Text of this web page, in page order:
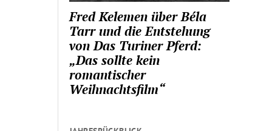
Fred Kelemen über Béla
Tarr und die Entstehung
von Das Turiner Pferd:
„Das sollte kein
romantischer
Weihnachtsfilm“